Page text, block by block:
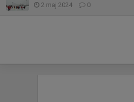
2 maj 2024 0